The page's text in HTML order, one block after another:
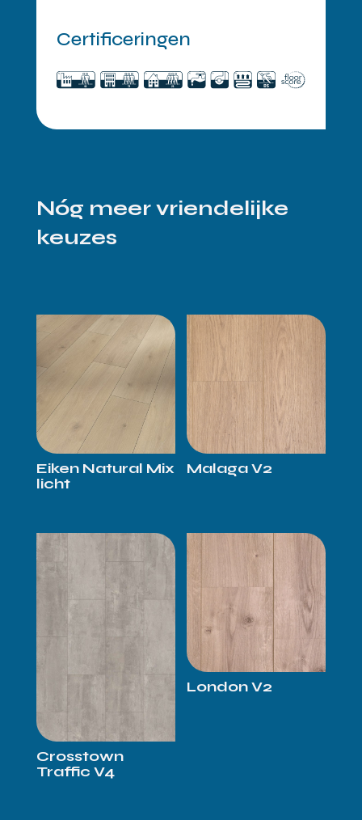
Certificeringen
Nóg meer vriendelijke
keuzes
Eiken Natural Mix
licht
Malaga V2
Crosstown
Traffic V4
London V2